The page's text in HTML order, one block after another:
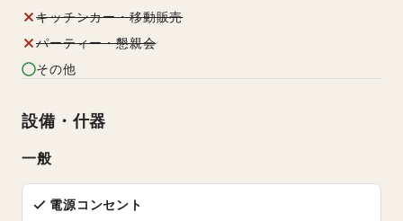
キッチンカー・移動販売
パーティー・懇親会
その他
設備・什器
一般
電源コンセント